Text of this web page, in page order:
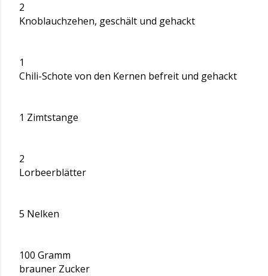
2
Knoblauchzehen, geschält und gehackt
1
Chili-Schote von den Kernen befreit und gehackt
1 Zimtstange
2
Lorbeerblätter
5 Nelken
100 Gramm
brauner Zucker